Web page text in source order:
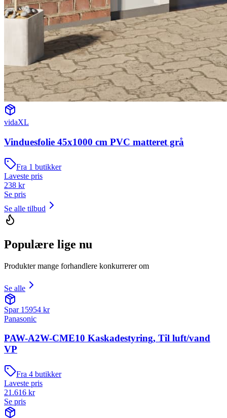
vidaXL
Vinduesfolie 45x1000 cm PVC matteret grå
Fra 1 butikker
Laveste pris
238 kr
Se pris
Se alle tilbud
Populære lige nu
Produkter mange forhandlere konkurrerer om
Se alle
Spar 15954 kr
Panasonic
PAW-A2W-CME10 Kaskadestyring, Til luft/vand
VP
Fra 4 butikker
Laveste pris
21.616 kr
Se pris